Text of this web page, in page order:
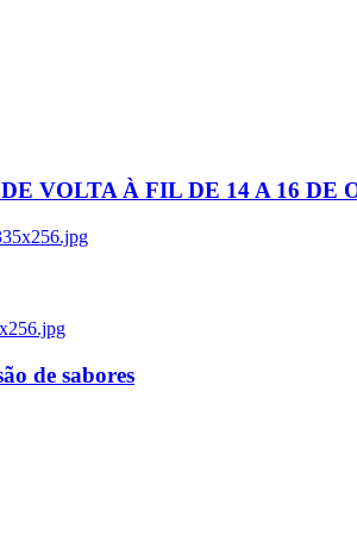
VOLTA À FIL DE 14 A 16 DE
de sabores